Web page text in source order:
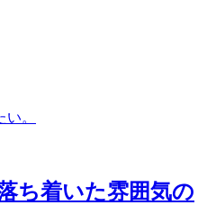
。
ち着いた雰囲気の